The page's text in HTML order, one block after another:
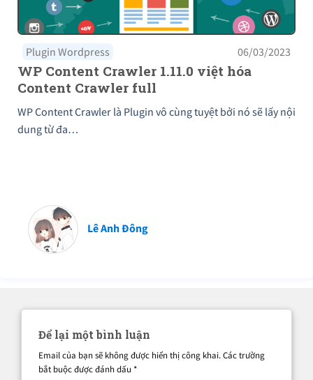
Plugin Wordpress 06/03/2023
WP Content Crawler 1.11.0 việt hóa
Content Crawler full
WP Content Crawler là Plugin vô cùng tuyệt bởi nó sẽ lấy nội
dung từ đa…
Lê Anh Đông
Để lại một bình luận
Email của bạn sẽ không được hiển thị công khai.Các trường
bắt buộc được đánh dấu *